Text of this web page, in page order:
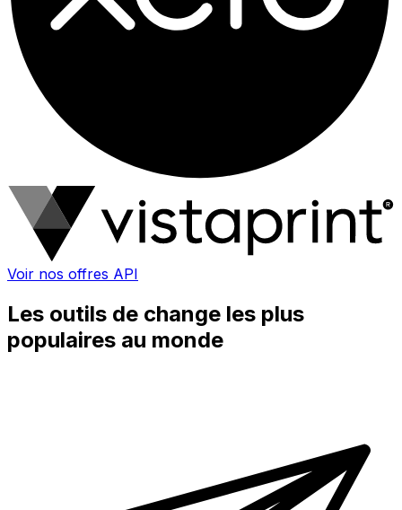
Voir nos offres API
Les outils de change les plus
populaires au monde